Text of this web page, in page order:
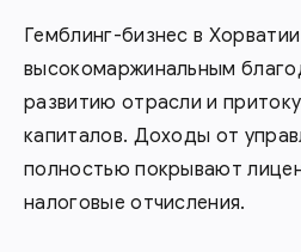
Гемблинг-бизнес в Хорватии
высокомаржинальным
развитию отрасли и
капиталов. Доходы от
полностью покрывают
налоговые отчисления.